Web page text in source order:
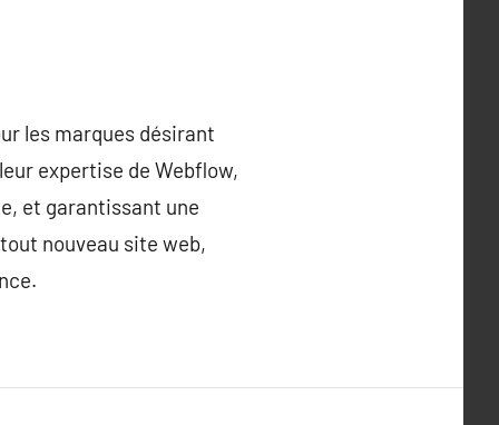
les marques désirant
expertise de Webflow,
et garantissant une
nouveau site web,